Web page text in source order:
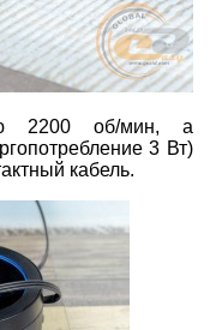
2200 об/мин, а
3 Вт)
кабель.